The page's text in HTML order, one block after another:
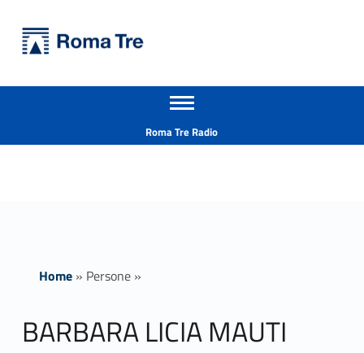
BARBARA LICIA MAUTI ricerca - Università Roma Tre
Apri il menu secondario
Roma Tre Radio
Home» Persone»
BARBARA LICIA MAUTI